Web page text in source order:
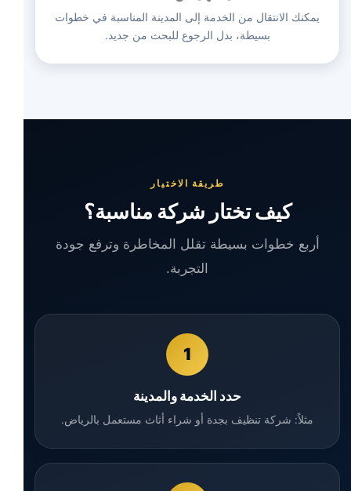
يمكنك الانتقال من الخدمة إلى المدينة المناسبة في خطوات
بسيطة، بدل الرجوع للبحث من جديد.
طريقة الاختيار
كيف تختار شركة مناسبة؟
أربع خطوات بسيطة تقلل المخاطرة وترفع جودة
التجربة.
1
حدد الخدمة والمدينة
مثلاً: شركة تنظيف بجدة أو شراء أثاث مستعمل بالرياض.